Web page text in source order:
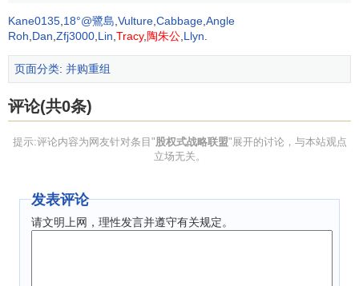
入的资金将化为乌有:如果联盟终止,则需将其转卖。又由于合
作伙伴都深深扎根于股权式战略联盟中,所以公司想要从联盟
中脱离出来也是一个非常困难和漫长的过程,有很高的退出成
本。
第三,股权式战略联盟较高的绩效风险还来自于其较高的
控制成本。因为共同拥有股权不仅使公司战略的灵活性降低,
而且,可能由于组织文化方面的差异,使得联盟公司之间决策的
联合制定和实施也更加困难。最后股权式战略联盟之中因各
身决策的灵活性。总之,与非股权式战略联盟相比,股权式战略
联盟不能有效的防范合作风险和绩效风险。
Kane0135 18°@鷺島 Vulture Cabbage Angle
Roh Dan Zfj3000 Lin Tracy, 陶朱公 Llyn
页面分类: 并购重组
评论(共0条)
提示:评论内容为网友针对条目"股权式战略联盟"展开的讨论，与本站观点
立场无关。
发表评论
请文明上网，理性发言并遵守有关规定。